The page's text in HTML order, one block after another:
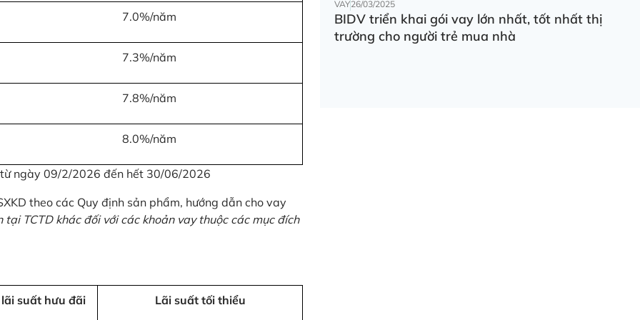
7.0%/năm
7.3%/năm
7.8%/năm
8.0%/năm
ngày 09/2/2026 đến hết 30/06/2026
theo các Quy định sản phẩm, hướng dẫn cho vay
TCTD khác đối với các khoản vay thuộc các mục đích
suất hưu đãi Lãi suất tối thiểu
VAY26/03/2025
BIDV triển khai gói vay lớn nhất, tốt nhất thị
trường cho người trẻ mua nhà